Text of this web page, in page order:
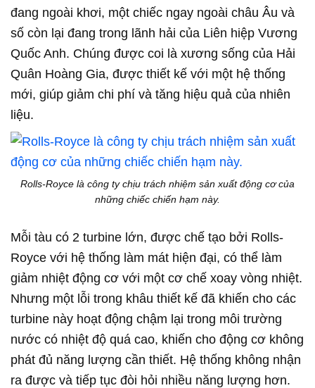
đang ngoài khơi, một chiếc ngay ngoài châu Âu và
số còn lại đang trong lãnh hải của Liên hiệp Vương
Quốc Anh. Chúng được coi là xương sống của Hải
Quân Hoàng Gia, được thiết kế với một hệ thống
mới, giúp giảm chi phí và tăng hiệu quả của nhiên
liệu.
Rolls-Royce là công ty chịu trách nhiệm sản xuất động cơ của
những chiếc chiến hạm này.
Mỗi tàu có 2 turbine lớn, được chế tạo bởi Rolls-
Royce với hệ thống làm mát hiện đại, có thể làm
giảm nhiệt động cơ với một cơ chế xoay vòng nhiệt.
Nhưng một lỗi trong khâu thiết kế đã khiến cho các
turbine này hoạt động chậm lại trong môi trường
nước có nhiệt độ quá cao, khiến cho động cơ không
phát đủ năng lượng cần thiết. Hệ thống không nhận
ra được và tiếp tục đòi hỏi nhiều năng lượng hơn.